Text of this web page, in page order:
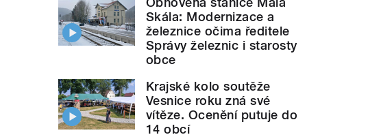
Skála: Modernizace a
železnice očima ředitele
Správy železnic i starosty
obce
Krajské kolo soutěže
Vesnice roku zná své
vítěze. Ocenění putuje do
14 obcí